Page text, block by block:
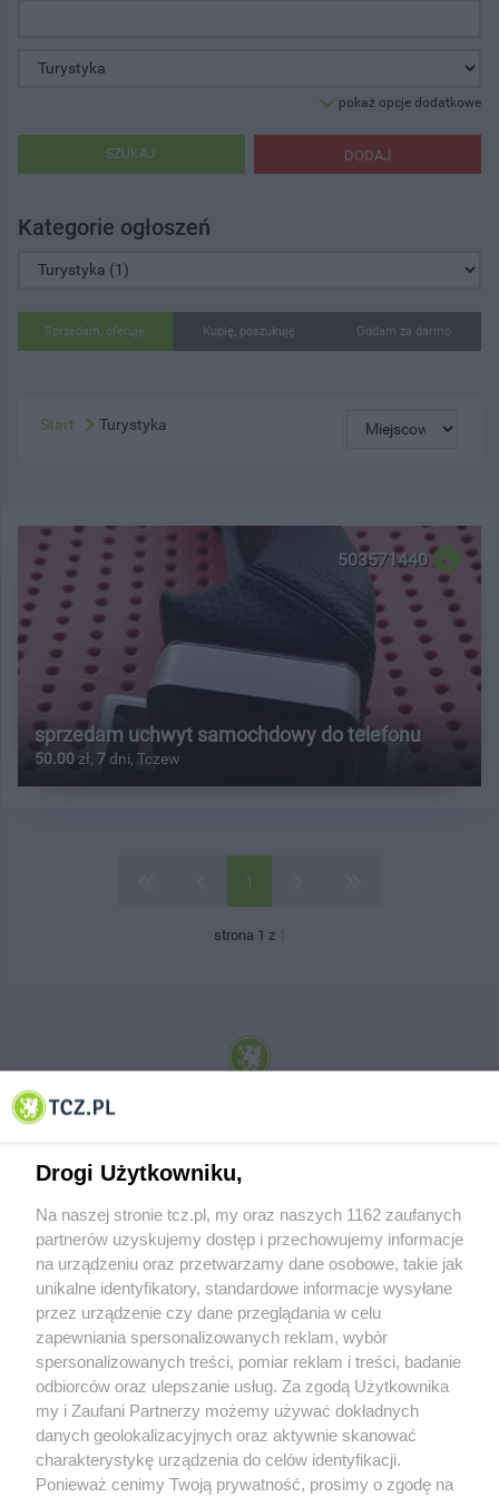
pokaż opcje dodatkowe
DODAJ
SZUKAJ
Kategorie ogłoszeń
Sprzedam, oferuję Kupię, poszukuję Oddam za darmo
Start Turystyka
503571440
sprzedam uchwyt samochdowy do telefonu
50.00zł, 7 dni, Tczew
1
strona 1 z 1
© 2001-2026 Tczew - TCZ.PL Sp. z o.o. Internetowy Serwis Informacyjny Miasta
O FIRMIE POLITYKA PRYWATNOŚCI HOSTING
REKLAMA WSPÓŁPRACA RSS FACEBOOK KONTAKT
Nasze serwisy
Aktualności
Muzyka i kultura
Drogi Użytkowniku,
Na naszej stronie tcz.pl, my oraz naszych 1162 zaufanych
partnerów uzyskujemy dostęp i przechowujemy informacje
na urządzeniu oraz przetwarzamy dane osobowe, takie jak
unikalne identyfikatory, standardowe informacje wysyłane
przez urządzenie czy dane przeglądania w celu
zapewniania spersonalizowanych reklam, wybór
spersonalizowanych treści, pomiar reklam i treści, badanie
odbiorców oraz ulepszanie usług. Za zgodą Użytkownika
my i Zaufani Partnerzy możemy używać dokładnych
danych geolokalizacyjnych oraz aktywnie skanować
charakterystykę urządzenia do celów identyfikacji.
Ponieważ cenimy Twoją prywatność, prosimy o zgodę na